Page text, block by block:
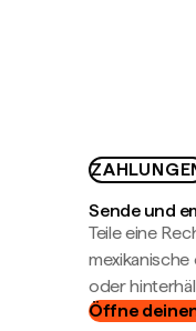
Sende und
Teile eine
oder
Öffne